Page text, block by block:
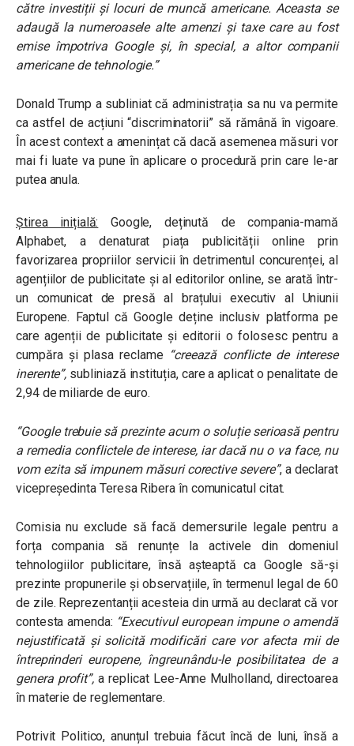
către investiții și locuri de muncă americane.Aceasta se
adaugă la numeroasele alte amenzi și taxe care au fost
emise împotriva Google și, în special, a altor companii
americane de tehnologie.”
Donald Trump a subliniat că administrația sa nu va permite
ca astfel de acțiuni “discriminatorii” să rămână în vigoare.
În acest context a amenințat că dacă asemenea măsuri vor
mai fi luate va pune în aplicare o procedură prin care le-ar
putea anula.
Știrea inițială: Google, deținută de compania-mamă
Alphabet, a denaturat piața publicității online prin
favorizarea propriilor servicii în detrimentul concurenței, al
agențiilor de publicitate și al editorilor online, se arată într-
un comunicat de presă al brațului executiv al Uniunii
Europene. Faptul că Google deține inclusiv platforma pe
care agenții de publicitate și editorii o folosesc pentru a
cumpăra și plasa reclame “creează conflicte de interese
inerente”, subliniază instituția, care a aplicat o penalitate de
2,94 de miliarde de euro.
“Google trebuie să prezinte acum o soluție serioasă pentru
a remedia conflictele de interese, iar dacă nu o va face, nu
vom ezita să impunem măsuri corective severe”, a declarat
vicepreședinta Teresa Ribera în comunicatul citat.
Comisia nu exclude să facă demersurile legale pentru a
forța compania să renunțe la activele din domeniul
tehnologiilor publicitare, însă așteaptă ca Google să-și
prezinte propunerile și observațiile, în termenul legal de 60
de zile. Reprezentanții acesteia din urmă au declarat că vor
contesta amenda: “Executivul european impune o amendă
nejustificată și solicită modificări care vor afecta mii de
întreprinderi europene, îngreunându-le posibilitatea de a
genera profit”, a replicat Lee-Anne Mulholland, directoarea
în materie de reglementare.
Potrivit Politico, anunțul trebuia făcut încă de luni, însă a